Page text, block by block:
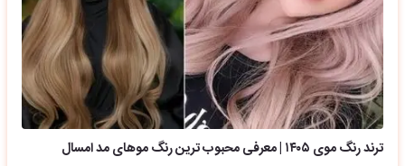
ترند رنگ موی ۱۴۰۵ | معرفی محبوب ترین رنگ موهای مد امسال